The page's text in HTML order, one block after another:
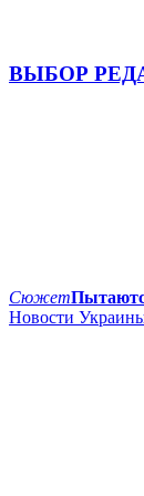
ВЫБОР
Сюжет
Новости